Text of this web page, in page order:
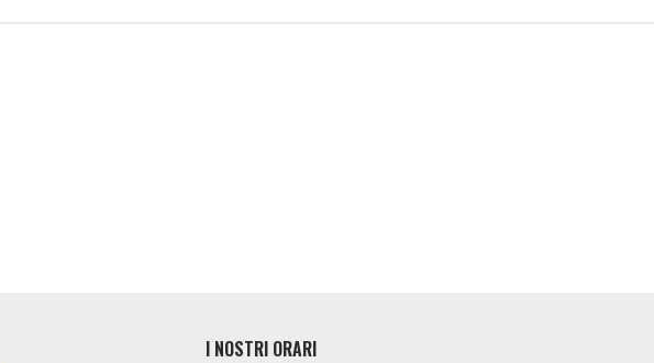
I NOSTRI ORARI